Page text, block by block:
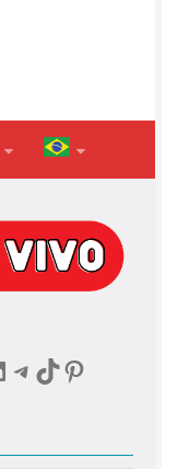
Telegram
TikTokPinterest